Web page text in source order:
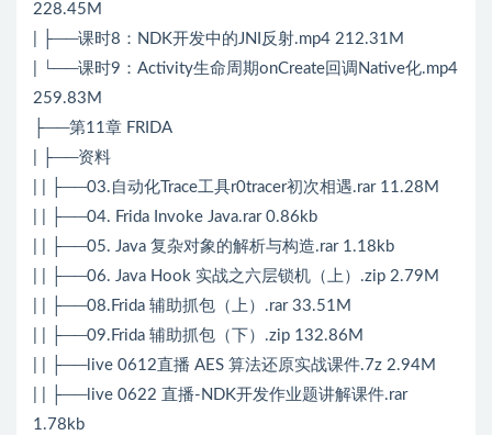
228.45M
| ├──课时8：NDK开发中的JNI反射.mp4 212.31M
| └──课时9：Activity生命周期onCreate回调Native化.mp4
259.83M
├──第11章 FRIDA
| ├──资料
| | ├──03.自动化Trace工具r0tracer初次相遇.rar 11.28M
| | ├──04. Frida Invoke Java.rar 0.86kb
| | ├──05. Java 复杂对象的解析与构造.rar 1.18kb
| | ├──06. Java Hook 实战之六层锁机（上）.zip 2.79M
| | ├──08.Frida 辅助抓包（上）.rar 33.51M
| | ├──09.Frida 辅助抓包（下）.zip 132.86M
| | ├──live 0612直播 AES 算法还原实战课件.7z 2.94M
| | ├──live 0622 直播-NDK开发作业题讲解课件.rar
1.78kb